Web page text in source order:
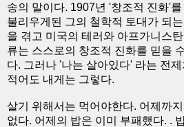
송의 말이다. 1907년 '창조적 진화'
불리우게된 그의 철학적 토대가 되
을 겪고 미국의 테러와 아프가니스
류는 스스로의 창조적 진화를 믿을
다. 그러나 '나는 살아있다' 라는 전
적어도 내게는 그렇다.
살기 위해서는 먹어야한다. 어제까
없다. 어제의 밥은 이미 부패했다. .